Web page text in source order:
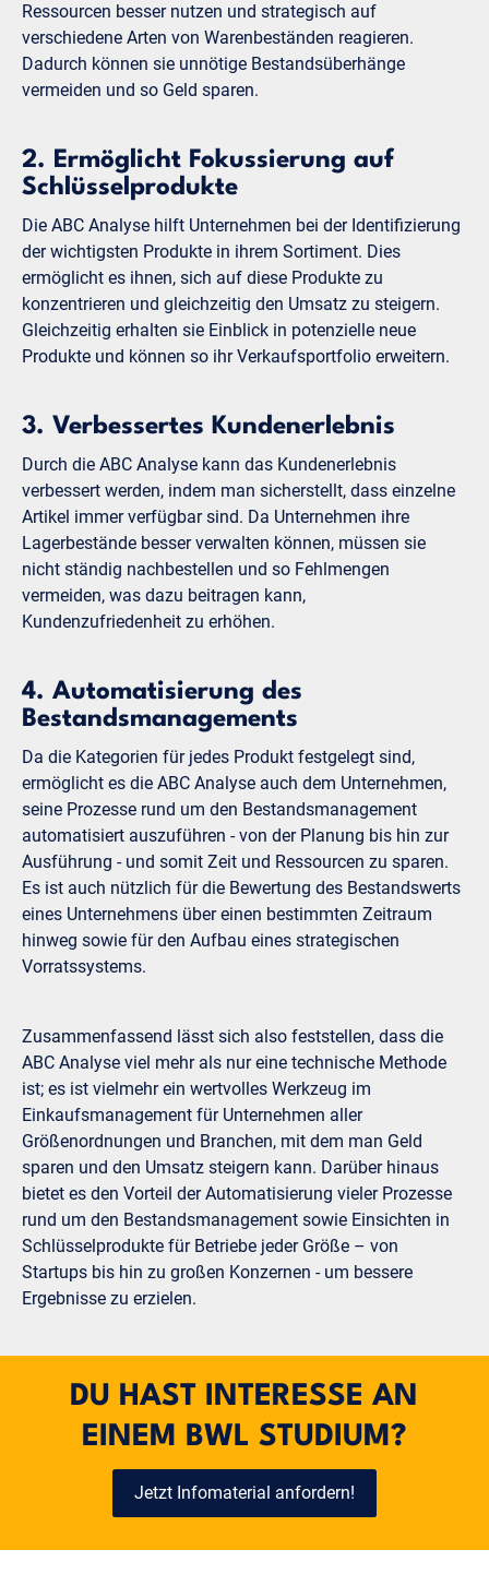
Ressourcen besser nutzen und strategisch auf
verschiedene Arten von Warenbeständen reagieren.
Dadurch können sie unnötige Bestandsüberhänge
vermeiden und so Geld sparen.
2. Ermöglicht Fokussierung auf
Schlüsselprodukte
Die ABC Analyse hilft Unternehmen bei der Identifizierung
der wichtigsten Produkte in ihrem Sortiment. Dies
ermöglicht es ihnen, sich auf diese Produkte zu
konzentrieren und gleichzeitig den Umsatz zu steigern.
Gleichzeitig erhalten sie Einblick in potenzielle neue
Produkte und können so ihr Verkaufsportfolio erweitern.
3. Verbessertes Kundenerlebnis
Durch die ABC Analyse kann das Kundenerlebnis
verbessert werden, indem man sicherstellt, dass einzelne
Artikel immer verfügbar sind. Da Unternehmen ihre
Lagerbestände besser verwalten können, müssen sie
nicht ständig nachbestellen und so Fehlmengen
vermeiden, was dazu beitragen kann,
Kundenzufriedenheit zu erhöhen.
4. Automatisierung des
Bestandsmanagements
Da die Kategorien für jedes Produkt festgelegt sind,
ermöglicht es die ABC Analyse auch dem Unternehmen,
seine Prozesse rund um den Bestandsmanagement
automatisiert auszuführen - von der Planung bis hin zur
Ausführung - und somit Zeit und Ressourcen zu sparen.
Es ist auch nützlich für die Bewertung des Bestandswerts
eines Unternehmens über einen bestimmten Zeitraum
hinweg sowie für den Aufbau eines strategischen
Vorratssystems.
Zusammenfassend lässt sich also feststellen, dass die
ABC Analyse viel mehr als nur eine technische Methode
ist; es ist vielmehr ein wertvolles Werkzeug im
Einkaufsmanagement für Unternehmen aller
Größenordnungen und Branchen, mit dem man Geld
sparen und den Umsatz steigern kann. Darüber hinaus
bietet es den Vorteil der Automatisierung vieler Prozesse
rund um den Bestandsmanagement sowie Einsichten in
Schlüsselprodukte für Betriebe jeder Größe – von
Startups bis hin zu großen Konzernen - um bessere
Ergebnisse zu erzielen.
DU HAST INTERESSE AN
EINEM BWL STUDIUM?
Jetzt Infomaterial anfordern!